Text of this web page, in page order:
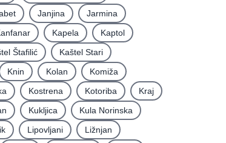
Janjina
Jarmina
Kapela
Kaptol
Štafilić
Kaštel Stari
Knin Kolan
Komiža
Kostrena Kotoriba
Kraj
Kukljica
Kula Norinska
Lipovljani
Ližnjan